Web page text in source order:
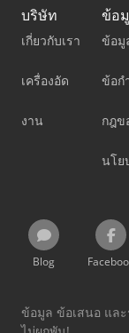
บริษัท
เกี่ยวกับเรา
เครื่องอัด
งาน
ข้อ
ข้อมู
ข้อก
กฎข
นโย
Blog
ข้อมูล ข้อเสนอ แล